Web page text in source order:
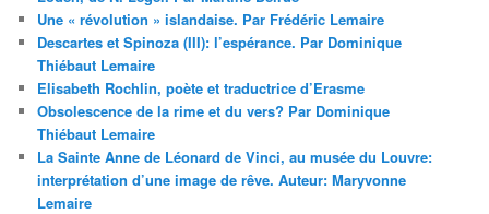
Une « révolution » islandaise. Par Frédéric Lemaire
Descartes et Spinoza (III): l’espérance. Par Dominique
Thiébaut Lemaire
Elisabeth Rochlin, poète et traductrice d’Erasme
Obsolescence de la rime et du vers? Par Dominique
Thiébaut Lemaire
La Sainte Anne de Léonard de Vinci, au musée du Louvre:
interprétation d’une image de rêve. Auteur: Maryvonne
Lemaire